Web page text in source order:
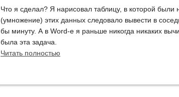
Что я сделал? Я нарисовал таблицу, в которой
(умножение) этих данных следовало вывести в
бы минуту. А в Word-е я раньше никогда никаких
была эта задача.
Читать полностью